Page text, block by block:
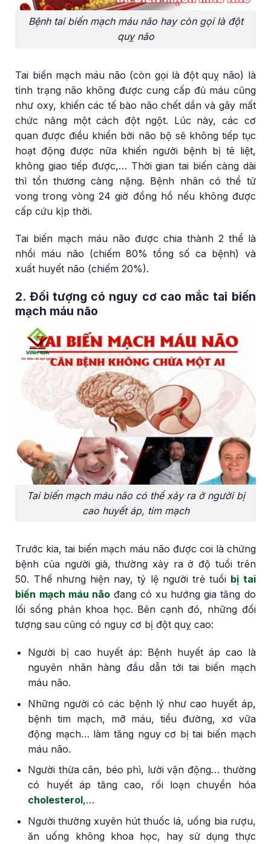
Bệnh tai biến mạch máu não hay còn gọi là đột
quỵ não
Tai biến mạch máu não (còn gọi là đột quỵ não) là
tình trạng não không được cung cấp đủ máu cũng
như oxy, khiến các tế bào não chết dần và gây mất
chức năng một cách đột ngột. Lúc này, các cơ
quan được điều khiển bởi não bộ sẽ không tiếp tục
hoạt động được nữa khiến người bệnh bị tê liệt,
không giao tiếp được,… Thời gian tai biến càng dài
thì tổn thương càng nặng. Bệnh nhân có thể tử
vong trong vòng 24 giờ đồng hồ nếu không được
cấp cứu kịp thời.
Tai biến mạch máu não được chia thành 2 thể là
nhồi máu não (chiếm 80% tổng số ca bệnh) và
xuất huyết não (chiếm 20%).
2. Đối tượng có nguy cơ cao mắc tai biến
mạch máu não
Tai biến mạch máu não có thể xảy ra ở người bị
cao huyết áp, tim mạch
Trước kia, tai biến mạch máu não được coi là chứng
bệnh của người già, thường xảy ra ở độ tuổi trên
50. Thế nhưng hiện nay, tỷ lệ người trẻ tuổi bị tai
biến mạch máu nãođang có xu hướng gia tăng do
lối sống phản khoa học. Bên cạnh đó, những đối
tượng sau cũng có nguy cơ bị đột quỵ cao:
Người bị cao huyết áp: Bệnh huyết áp cao là
nguyên nhân hàng đầu dẫn tới tai biến mạch
máu não.
Những người có các bệnh lý như cao huyết áp,
bệnh tim mạch, mỡ máu, tiểu đường, xơ vữa
động mạch… làm tăng nguy cơ bị tai biến mạch
máu não.
Người thừa cân, béo phì, lười vận động… thường
có huyết áp tăng cao, rối loạn chuyển hóa
cholesterol,…
Người thường xuyên hút thuốc lá, uống bia rượu,
ăn uống không khoa học, hay sử dụng thực